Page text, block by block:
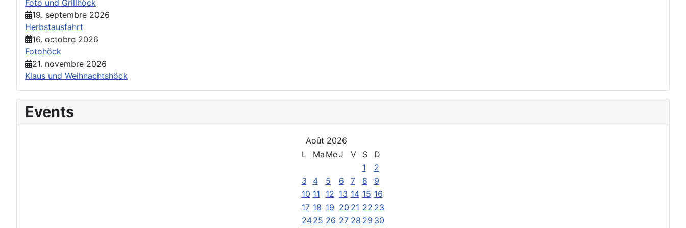
Foto und Grillhöck
19. septembre 2026
Herbstausfahrt
16. octobre 2026
Fotohöck
21. novembre 2026
Klaus und Weihnachtshöck
Events
Août 2026
L
Ma MeJ V S
D
1
2
3
4 5 6 7 8
9
10 11 12 13 14 15 16
17 18 19 20 21 22 23
2425 26 27 28 29 30